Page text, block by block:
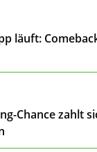
läuft:
Chance zahlt